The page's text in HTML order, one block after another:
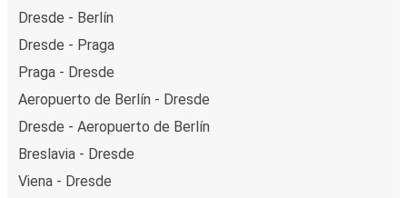
Dresde - Berlín
Dresde - Praga
Praga - Dresde
Aeropuerto de Berlín - Dresde
Dresde - Aeropuerto de Berlín
Breslavia - Dresde
Viena - Dresde